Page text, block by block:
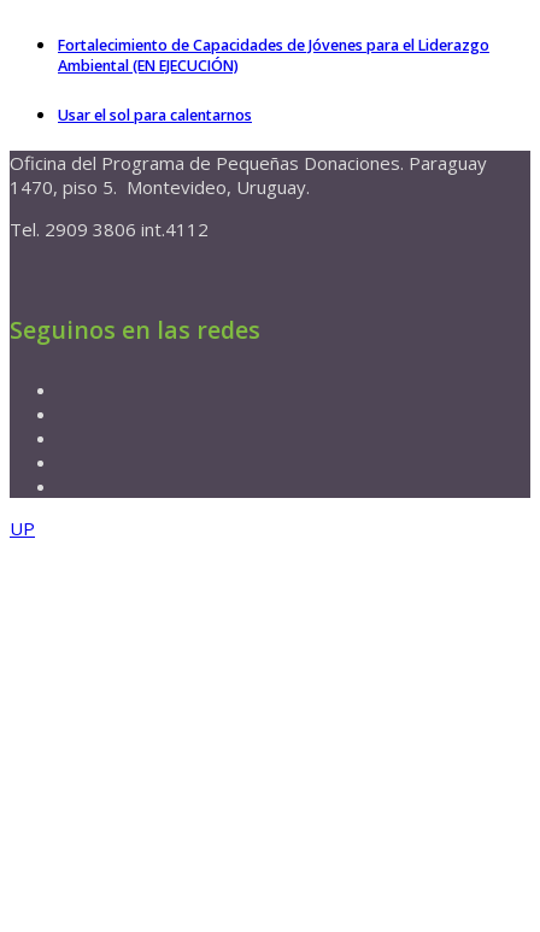
Fortalecimiento de Capacidades de Jóvenes para el Liderazgo
Ambiental (EN EJECUCIÓN)
Usar el sol para calentarnos
Oficina del Programa de Pequeñas Donaciones. Paraguay
1470, piso 5. Montevideo, Uruguay.
Tel. 2909 3806 int.4112
Seguinos en las redes
UP